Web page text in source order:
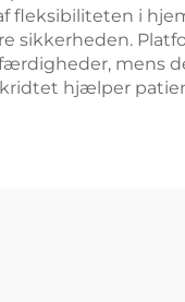
fleksibiliteten i
sikkerheden.
mens
hjælper